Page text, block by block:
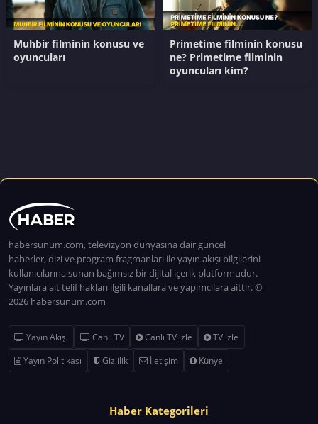
Muhbir filminin konusu ve
oyuncuları
Primetime filminin konusu
ne? Primetime filminin
oyuncuları kim?
habersunum.com, televizyon dünyasına dair güncel
haberler, dizi ve program fragmanları ile yayın akışı bilgilerini
kullanıcılarına sunan bağımsız bir dijital içerik platformudur.
Yayınlara ait telif hakları ilgili kanallara ve yapımcılara aittir. ©
2026 habersunum.com
Yayın Akışı Canlı TV Canlı TV izle
TV izle
Yayın Politikası
Gizlilik İletişim Künye
Haber Kategorileri